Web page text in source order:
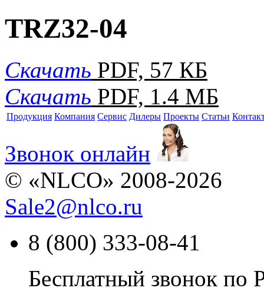
TRZ32-04
Скачать PDF, 57 КБ
Скачать PDF, 1.4 МБ
Продукция Компания Сервис Дилеры Проекты Статьи
Звонок онлайн
© «NLCO» 2008-2026
Sale2@nlco.ru
8 (800) 333-08-41
Бесплатный звонок по